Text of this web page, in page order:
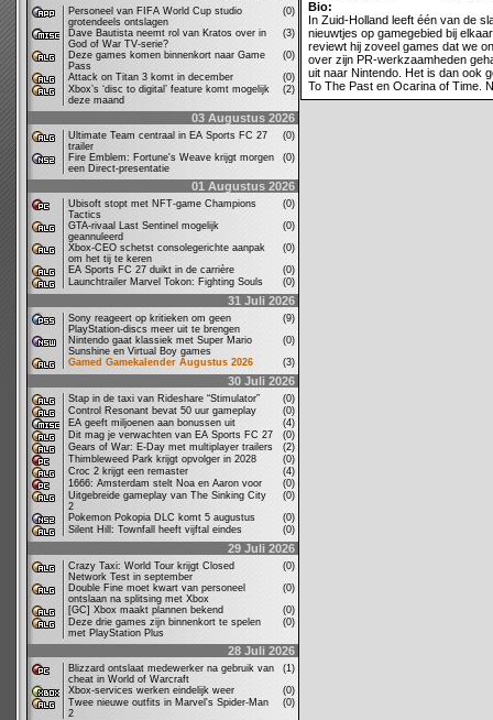
Personeel van FIFA World Cup studio
grotendeels ontslagen
(0)
Dave Bautista neemt rol van Kratos over in
God of War TV-serie?
(3)
Deze games komen binnenkort naar Game
Pass
(0)
Attack on Titan 3 komt in december
(0)
Xbox’s ‘disc to digital’ feature komt mogelijk
deze maand
(2)
03 Augustus 2026
Ultimate Team centraal in EA Sports FC 27
trailer
(0)
Fire Emblem: Fortune's Weave krijgt morgen
een Direct-presentatie
(0)
01 Augustus 2026
Ubisoft stopt met NFT-game Champions
Tactics
(0)
GTA-rivaal Last Sentinel mogelijk
geannuleerd
(0)
Xbox-CEO schetst consolegerichte aanpak
om het tij te keren
(0)
EA Sports FC 27 duikt in de carrière
(0)
Launchtrailer Marvel Tokon: Fighting Souls
(0)
31 Juli 2026
Sony reageert op kritieken om geen
PlayStation-discs meer uit te brengen
(9)
Nintendo gaat klassiek met Super Mario
Sunshine en Virtual Boy games
(0)
Gamed Gamekalender Augustus 2026
(3)
30 Juli 2026
Stap in de taxi van Rideshare “Stimulator”
(0)
Control Resonant bevat 50 uur gameplay
(0)
EA geeft miljoenen aan bonussen uit
(4)
Dit mag je verwachten van EA Sports FC 27
(0)
Gears of War: E-Day met multiplayer trailers
(2)
Thimbleweed Park krijgt opvolger in 2028
(0)
Croc 2 krijgt een remaster
(4)
1666: Amsterdam stelt Noa en Aaron voor
(0)
Uitgebreide gameplay van The Sinking City
2
(0)
Pokemon Pokopia DLC komt 5 augustus
(0)
Silent Hill: Townfall heeft vijftal eindes
(0)
29 Juli 2026
Crazy Taxi: World Tour krijgt Closed
Network Test in september
(0)
Double Fine moet kwart van personeel
ontslaan na splitsing met Xbox
(0)
[GC] Xbox maakt plannen bekend
(0)
Deze drie games zijn binnenkort te spelen
met PlayStation Plus
(0)
28 Juli 2026
Blizzard ontslaat medewerker na gebruik van
cheat in World of Warcraft
(1)
Xbox-services werken eindelijk weer
(0)
Twee nieuwe outfits in Marvel's Spider-Man
2
(0)
Bio:
In Zuid-Holland leeft één van de
nieuwtjes op gamegebied bij
reviewt hij zoveel games dat we
over zijn PR-werkzaamheden
uit naar Nintendo. Het is dan ook
To The Past en Ocarina of Time.